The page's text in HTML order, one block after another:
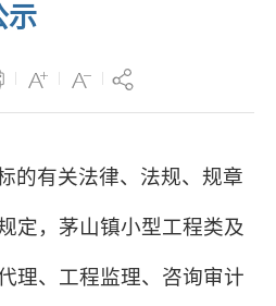
示
的有关法律、法规、规章
定，茅山镇小型工程类及
理、工程监理、咨询审计